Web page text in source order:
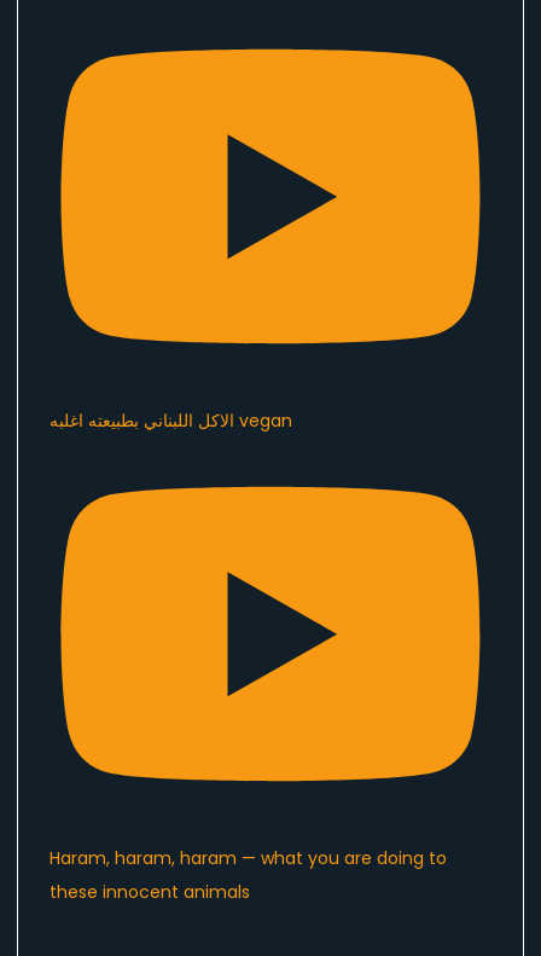
الاكل اللبناني بطبيعته اغلبه vegan
Haram, haram, haram — what you are doing to
these innocent animals